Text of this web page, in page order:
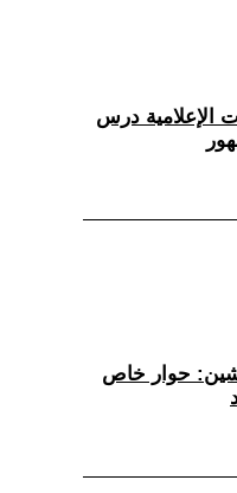
الإعلامية درس
حوار خاص